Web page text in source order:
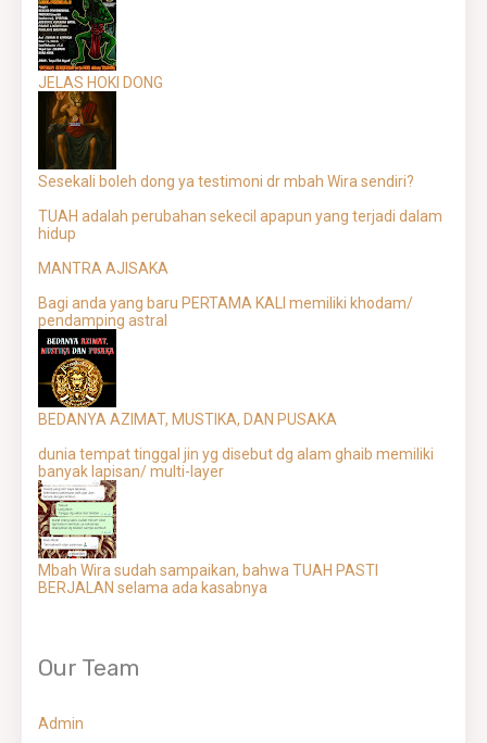
JELAS HOKI DONG
Sesekali boleh dong ya testimoni dr mbah Wira sendiri?
TUAH adalah perubahan sekecil apapun yang terjadi dalam
hidup
MANTRA AJISAKA
Bagi anda yang baru PERTAMA KALI memiliki khodam/
pendamping astral
BEDANYA AZIMAT, MUSTIKA, DAN PUSAKA
dunia tempat tinggal jin yg disebut dg alam ghaib memiliki
banyak lapisan/ multi-layer
Mbah Wira sudah sampaikan, bahwa TUAH PASTI
BERJALAN selama ada kasabnya
Our Team
Admin